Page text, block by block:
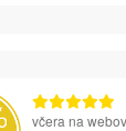
včera na